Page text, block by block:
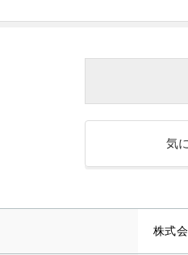
気
株式